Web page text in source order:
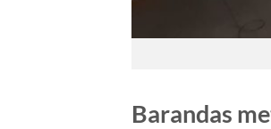
Barandas